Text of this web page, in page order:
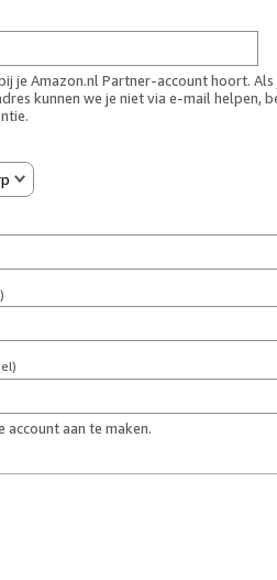
je Amazon.nl Partner-account hoort. Als
kunnen we je niet via e-mail helpen,
account aan te maken.